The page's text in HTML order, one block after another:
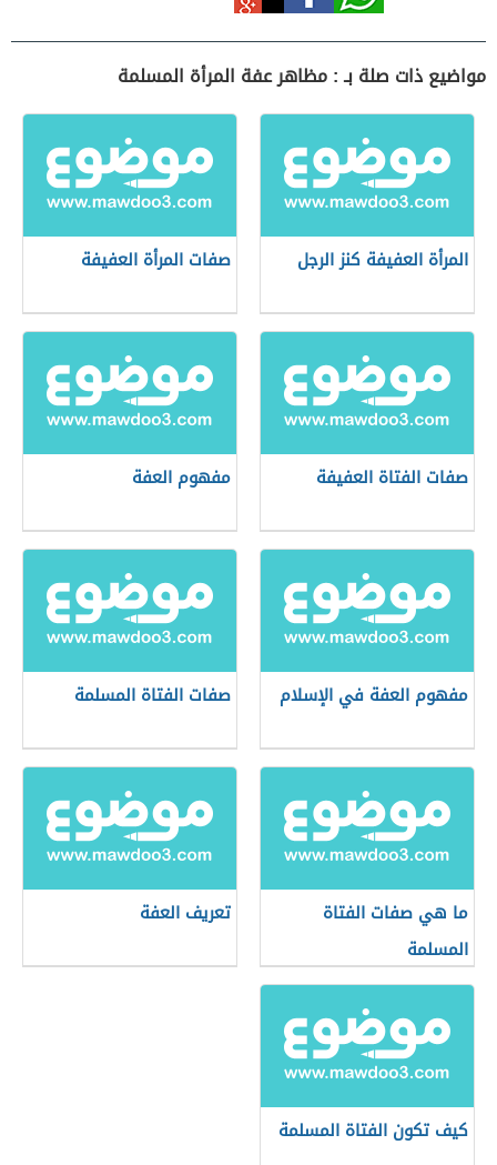
مواضيع ذات صلة بـ : مظاهر عفة المرأة المسلمة
المرأة العفيفة كنز الرجل صفات المرأة العفيفة
صفات الفتاة العفيفة مفهوم العفة
مفهوم العفة في الإسلام صفات الفتاة المسلمة
ما هي صفات الفتاة
المسلمة
تعريف العفة
كيف تكون الفتاة المسلمة